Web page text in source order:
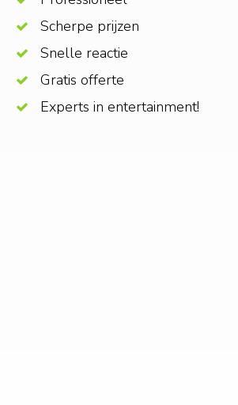
Scherpe prijzen
Snelle reactie
Gratis offerte
Experts in entertainment!